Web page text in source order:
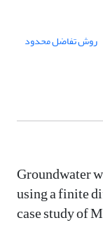
روش تفاضل محدود
Groundwater
using a finite
case study of